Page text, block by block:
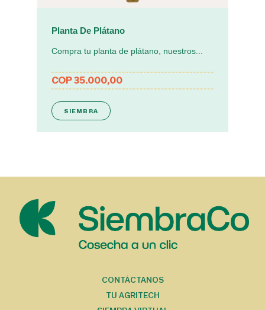
Planta De Plátano
Compra tu planta de plátano, nuestros...
COP 35.000,00
SIEMBRA
MENÚ DEL PIE
CONTÁCTANOS
TU AGRITECH